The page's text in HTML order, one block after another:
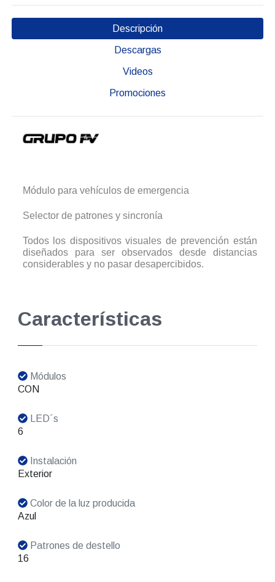
Descripción
Descargas
Videos
Promociones
Módulo para vehículos de emergencia
Selector de patrones y sincronía
Todos los dispositivos visuales de prevención están
diseñados para ser observados desde distancias
considerables y no pasar desapercibidos.
Características
Módulos
CON
LED´s
6
Instalación
Exterior
Color de la luz producida
Azul
Patrones de destello
16